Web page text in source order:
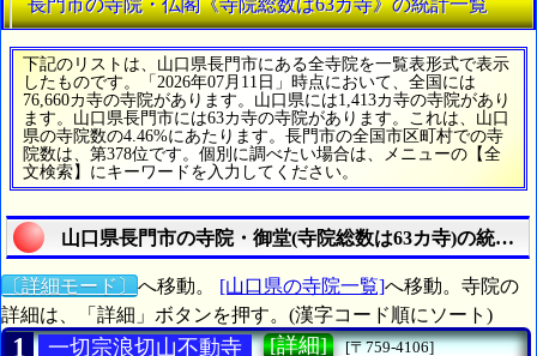
長門市の寺院・仏閣《寺院総数は63カ寺》の統計一覧
下記のリストは、山口県長門市にある全寺院を一覧表形式で表示
したものです。「2026年07月11日」時点において、全国には
76,660カ寺の寺院があります。山口県には1,413カ寺の寺院があり
ます。山口県長門市には63カ寺の寺院があります。これは、山口
県の寺院数の4.46%にあたります。長門市の全国市区町村での寺
院数は、第378位です。個別に調べたい場合は、メニューの【全
文検索】にキーワードを入力してください。
山口県長門市の寺院・御堂(寺院総数は63カ寺)の統計
〔詳細モード〕 へ移動。 [山口県の寺院一覧]へ移動。寺院の
詳細は、「詳細」ボタンを押す。(漢字コード順にソート)
1 一切宗浪切山不動寺 [詳細]
[〒759-4106]